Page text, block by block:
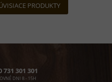
PRODUKTY
731 301 301
DNI 8 - 15H